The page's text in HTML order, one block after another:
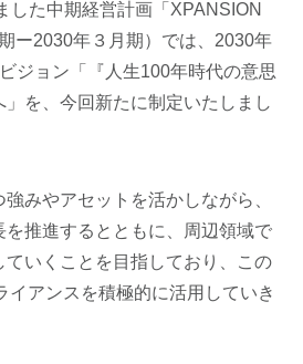
した中期経営計画「XPANSION
ー2030年３月期）では、2030年
ジョン「『人生100年時代の意思
を、今回新たに制定いたしまし
みやアセットを活かしながら、
を推進するとともに、周辺領域で
いくことを目指しており、この
イアンスを積極的に活用していき